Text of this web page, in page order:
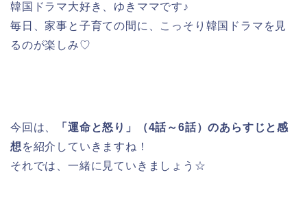
韓国ドラマ大好き、ゆきママです♪
毎日、家事と子育ての間に、こっそり韓国ドラマを見
るのが楽しみ♡
今回は、
「運命と怒り」（4話～6話）のあらすじと感
想 を紹介していきますね！
それでは、一緒に見ていきましょう☆